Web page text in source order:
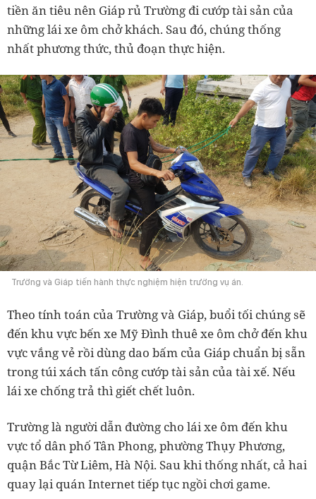
tiền ăn tiêu nên Giáp rủ Trường đi cướp tài sản của
những lái xe ôm chở khách. Sau đó, chúng thống
nhất phương thức, thủ đoạn thực hiện.
Trường và Giáp tiến hành thực nghiệm hiện trường vụ án.
Theo tính toán của Trường và Giáp, buổi tối chúng sẽ
đến khu vực bến xe Mỹ Đình thuê xe ôm chở đến khu
vực vắng vẻ rồi dùng dao bấm của Giáp chuẩn bị sẵn
trong túi xách tấn công cướp tài sản của tài xế. Nếu
lái xe chống trả thì giết chết luôn.
Trường là người dẫn đường cho lái xe ôm đến khu
vực tổ dân phố Tân Phong, phường Thụy Phương,
quận Bắc Từ Liêm, Hà Nội. Sau khi thống nhất, cả hai
quay lại quán Internet tiếp tục ngồi chơi game.